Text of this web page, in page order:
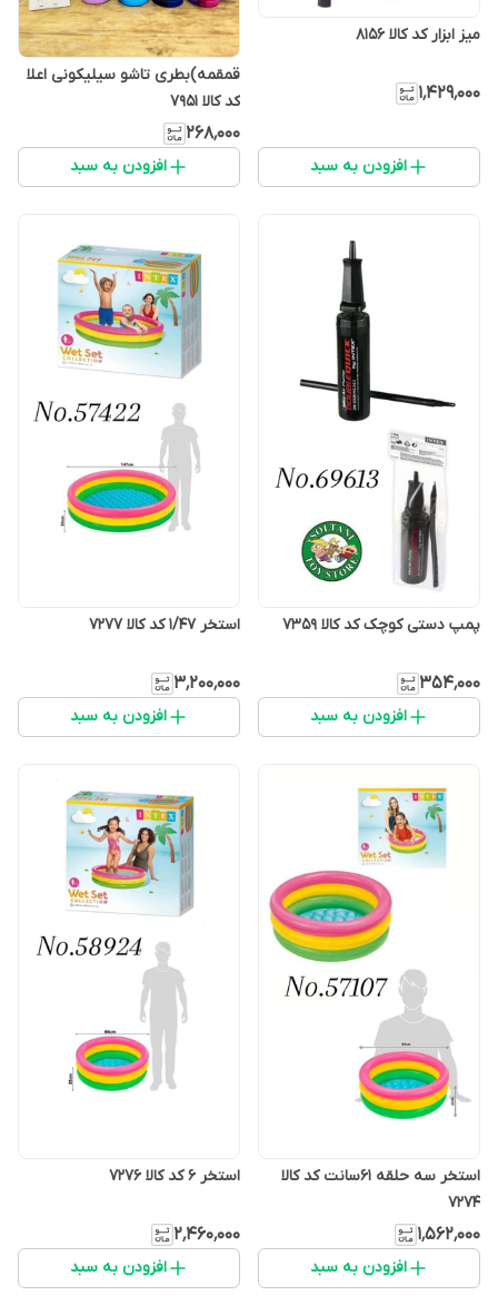
میز ابزار کد کالا ۸۱۵۶
۱٬۴۲۹٬۰۰۰
افزودن به سبد
قمقمه)بطری تاشو سیلیکونی اعلا
کد کالا ۷۹۵۱
۲۶۸٬۰۰۰
افزودن به سبد
پمپ دستی کوچک کد کالا ۷۳۵۹
۳۵۴٬۰۰۰
افزودن به سبد
استخر ۱/۴۷ کد کالا ۷۲۷۷
۳٬۲۰۰٬۰۰۰
افزودن به سبد
استخر سه حلقه ۶۱سانت کد کالا
۷۲۷۴
۱٬۵۶۲٬۰۰۰
افزودن به سبد
استخر ۶ کد کالا ۷۲۷۶
۲٬۴۶۰٬۰۰۰
افزودن به سبد